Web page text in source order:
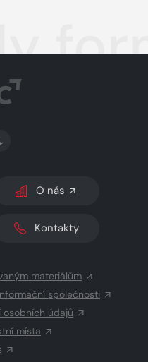
SVĚTLÝ/TMAVÝ REŽIM
O nás
Kontakty
materiálům
společnosti
osobních údajů
místa